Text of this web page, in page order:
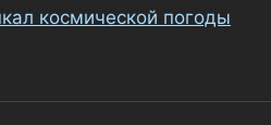
космической погоды